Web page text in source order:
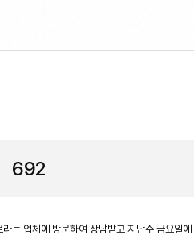
692
는 업체에 방문하여 상담받고 지난주 금요일